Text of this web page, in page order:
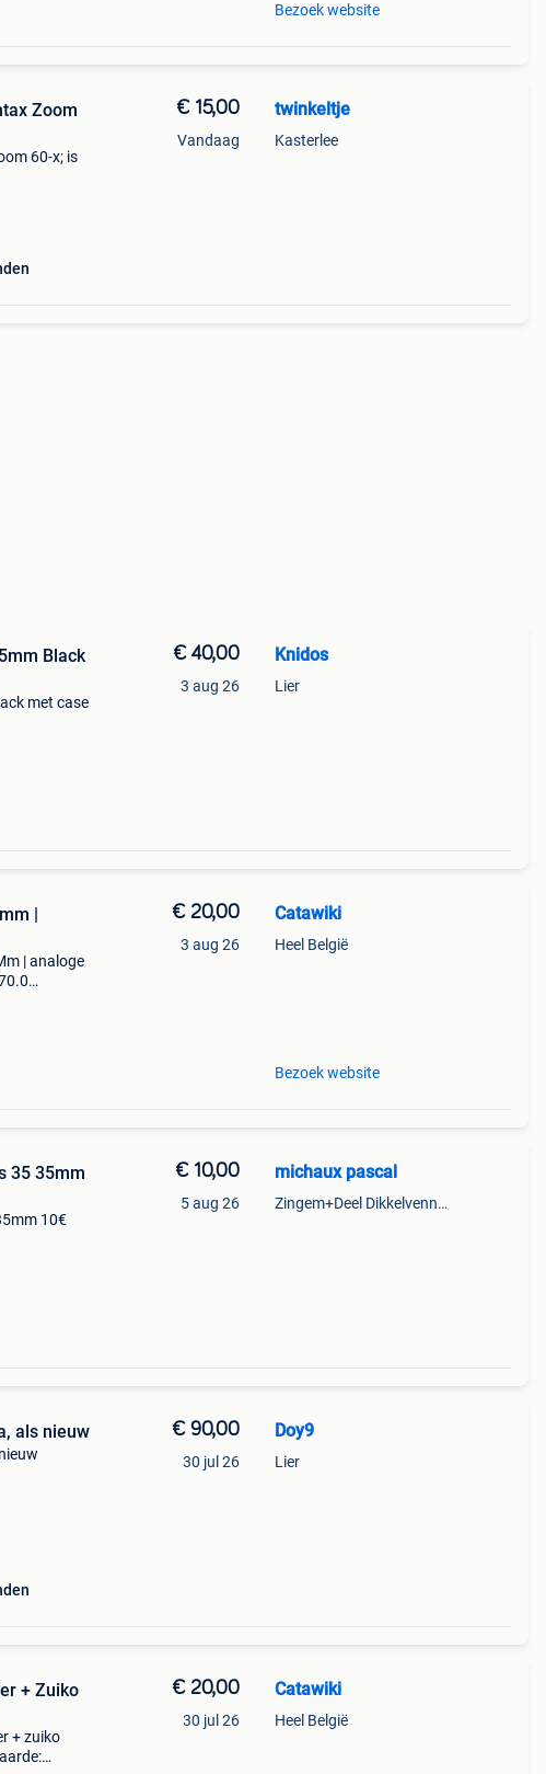
Bezoek website
Zoom
60-x; is
€ 15,00
Vandaag
twinkeltje
Kasterlee
Black
met case
€ 40,00
3 aug 26
Knidos
Lier
|
| analoge
€ 20,00
3 aug 26
Catawiki
Heel België
Bezoek website
35 35mm
10€
€ 10,00
5 aug 26
michaux pascal
Zingem+Deel Dikkelvenne En Nederzwalm-Hermelgem
als nieuw € 90,00
30 jul 26
Doy9
Lier
+ Zuiko
+ zuiko
€ 20,00
30 jul 26
Catawiki
Heel België